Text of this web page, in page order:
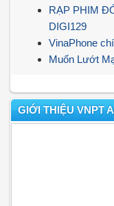
RẠP PHIM
DIGI129
VinaPhone
Muốn Lướt
GIỚI THIỆU VNPT